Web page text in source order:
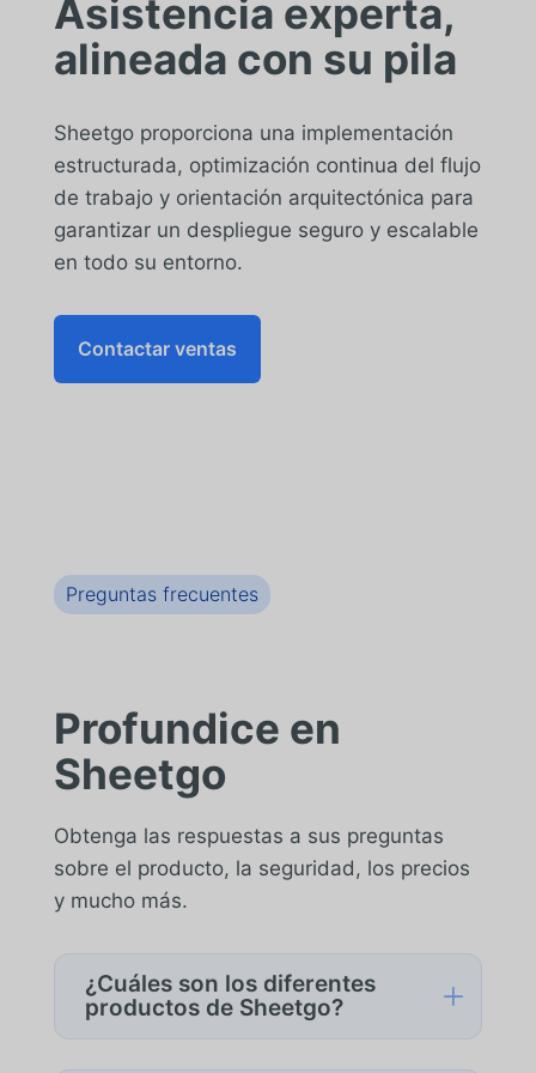
Asistencia experta,
alineada con su pila
Sheetgo proporciona una implementación
estructurada, optimización continua del flujo
de trabajo y orientación arquitectónica para
garantizar un despliegue seguro y escalable
en todo su entorno.
Contactar ventas
Preguntas frecuentes
Profundice en
Sheetgo
Obtenga las respuestas a sus preguntas
sobre el producto, la seguridad, los precios
y mucho más.
¿Cuáles son los diferentes
productos de Sheetgo?
L